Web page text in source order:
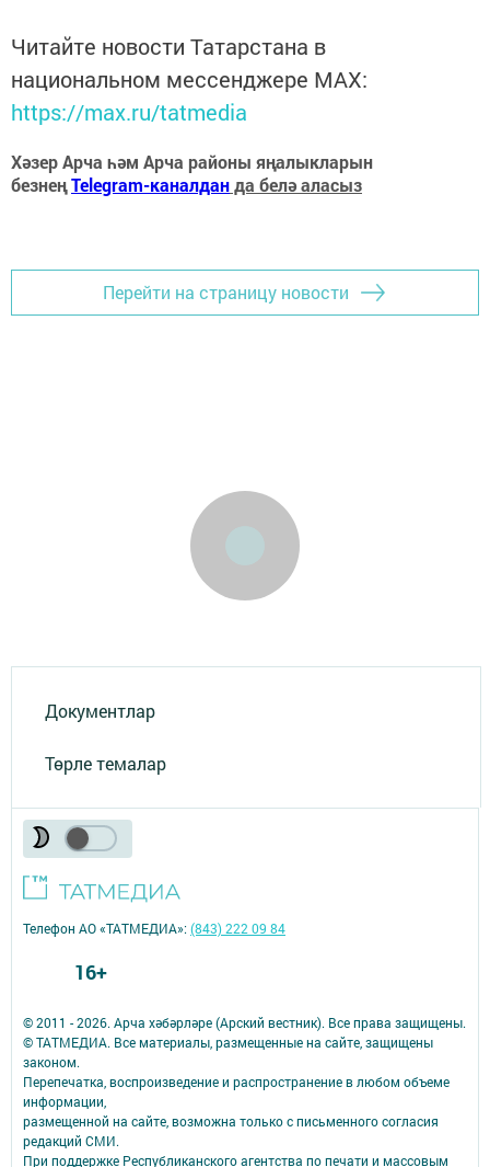
Читайте новости Татарстана в
национальном мессенджере MАХ:
https://max.ru/tatmedia
Хәзер Арча һәм Арча районы яңалыкларын
безнеңTelegram-каналданда белә аласыз
Перейти на страницу новости
Документлар
Төрле темалар
© 2011 - 2026. Арча хәбәрләре (Арский вестник). Все права защищены.
© ТАТМЕДИА. Все материалы, размещенные на сайте, защищены
законом.
Перепечатка, воспроизведение и распространение в любом объеме
информации,
размещенной на сайте, возможна только с письменного согласия
редакций СМИ.
При поддержке Республиканского агентства по печати и массовым
Телефон АО «ТАТМЕДИА»:(843) 222 09 84
16+